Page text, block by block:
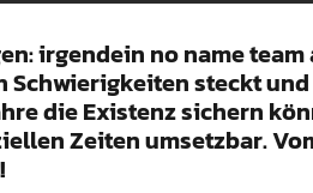
irgendein no name team
steckt
die Existenz sichern
Zeiten umsetzbar.